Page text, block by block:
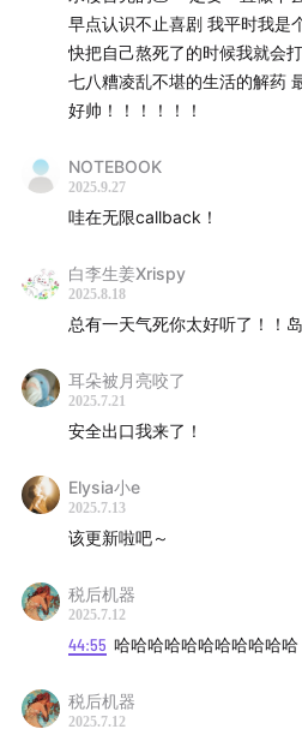
感谢收听由不止喜剧出品的播
自昆明的喜剧演员在这个乐子
乐，愿朋友们的生活总有笑声环
哈特哈~
剪辑后期：jade
选题策划：小罗
出品：不止喜剧
参与线下录制、进听友群、商务
dankouxijuya
早点认识不止喜剧 我平时我是
快把自己熬死了的时候我就会打开播
七八糟凌乱不堪的生活的解药
好帅！！！！！！
NOTEBOOK
2025.9.27
哇在无限callback！
白李生姜Xrispy
2025.8.18
总有一天气死你太好听了！！
耳朵被月亮咬了
2025.7.21
安全出口我来了！
Elysia小e
2025.7.13
该更新啦吧～
税后机器
2025.7.12
44:55 哈哈哈哈哈哈哈哈哈哈哈
税后机器
2025.7.12